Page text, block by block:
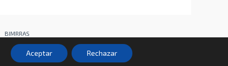
BIMRRAS
Aceptar Rechazar